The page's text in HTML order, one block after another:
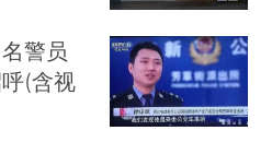
警员
(含视